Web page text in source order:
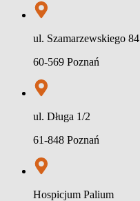
ul. Szamarzewskiego 84
60-569 Poznań
ul. Długa 1/2
61-848 Poznań
Hospicjum Palium